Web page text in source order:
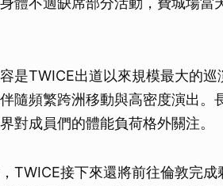
是TWICE出道以來規模最大的
隨頻繁跨洲移動與高密度演出。
對成員們的體能負荷格外關注。
TWICE接下來還將前往倫敦完